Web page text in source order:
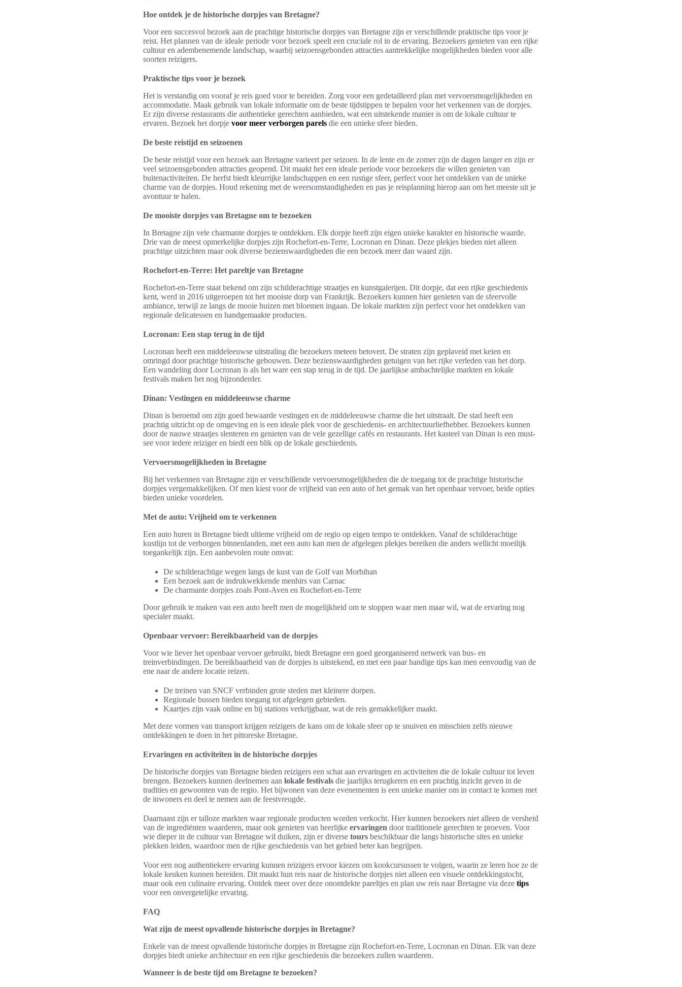
Hoe ontdek je de historische dorpjes van Bretagne?
Voor een succesvol bezoek aan de prachtige historische dorpjes van Bretagne zijn er verschillende praktische tips voor je
reist. Het plannen van de ideale periode voor bezoek speelt een cruciale rol in de ervaring. Bezoekers genieten van een rijke
cultuur en adembenemende landschap, waarbij seizoensgebonden attracties aantrekkelijke mogelijkheden bieden voor alle
soorten reizigers.
Praktische tips voor je bezoek
Het is verstandig om vooraf je reis goed voor te bereiden. Zorg voor een gedetailleerd plan met vervoersmogelijkheden en
accommodatie. Maak gebruik van lokale informatie om de beste tijdstippen te bepalen voor het verkennen van de dorpjes.
Er zijn diverse restaurants die authentieke gerechten aanbieden, wat een uitstekende manier is om de lokale cultuur te
ervaren. Bezoek het dorpje voor meer verborgen parels die een unieke sfeer bieden.
De beste reistijd en seizoenen
De beste reistijd voor een bezoek aan Bretagne varieert per seizoen. In de lente en de zomer zijn de dagen langer en zijn er
veel seizoensgebonden attracties geopend. Dit maakt het een ideale periode voor bezoekers die willen genieten van
buitenactiviteiten. De herfst biedt kleurrijke landschappen en een rustige sfeer, perfect voor het ontdekken van de unieke
charme van de dorpjes. Houd rekening met de weersomstandigheden en pas je reisplanning hierop aan om het meeste uit je
avontuur te halen.
De mooiste dorpjes van Bretagne om te bezoeken
In Bretagne zijn vele charmante dorpjes te ontdekken. Elk dorpje heeft zijn eigen unieke karakter en historische waarde.
Drie van de meest opmerkelijke dorpjes zijn Rochefort-en-Terre, Locronan en Dinan. Deze plekjes bieden niet alleen
prachtige uitzichten maar ook diverse bezienswaardigheden die een bezoek meer dan waard zijn.
Rochefort-en-Terre: Het pareltje van Bretagne
Rochefort-en-Terre staat bekend om zijn schilderachtige straatjes en kunstgalerijen. Dit dorpje, dat een rijke geschiedenis
kent, werd in 2016 uitgeroepen tot het mooiste dorp van Frankrijk. Bezoekers kunnen hier genieten van de sfeervolle
ambiance, terwijl ze langs de mooie huizen met bloemen ingaan. De lokale markten zijn perfect voor het ontdekken van
regionale delicatessen en handgemaakte producten.
Locronan: Een stap terug in de tijd
Locronan heeft een middeleeuwse uitstraling die bezoekers meteen betovert. De straten zijn geplaveid met keien en
omringd door prachtige historische gebouwen. Deze bezienswaardigheden getuigen van het rijke verleden van het dorp.
Een wandeling door Locronan is als het ware een stap terug in de tijd. De jaarlijkse ambachtelijke markten en lokale
festivals maken het nog bijzonderder.
Dinan: Vestingen en middeleeuwse charme
Dinan is beroemd om zijn goed bewaarde vestingen en de middeleeuwse charme die het uitstraalt. De stad heeft een
prachtig uitzicht op de omgeving en is een ideale plek voor de geschiedenis- en architectuurliefhebber. Bezoekers kunnen
door de nauwe straatjes slenteren en genieten van de vele gezellige cafés en restaurants. Het kasteel van Dinan is een must-
see voor iedere reiziger en biedt een blik op de lokale geschiedenis.
Vervoersmogelijkheden in Bretagne
Bij het verkennen van Bretagne zijn er verschillende vervoersmogelijkheden die de toegang tot de prachtige historische
dorpjes vergemakkelijken. Of men kiest voor de vrijheid van een auto of het gemak van het openbaar vervoer, beide opties
bieden unieke voordelen.
Met de auto: Vrijheid om te verkennen
Een auto huren in Bretagne biedt ultieme vrijheid om de regio op eigen tempo te ontdekken. Vanaf de schilderachtige
kustlijn tot de verborgen binnenlanden, met een auto kan men de afgelegen plekjes bereiken die anders wellicht moeilijk
toegankelijk zijn. Een aanbevolen route omvat:
De schilderachtige wegen langs de kust van de Golf van Morbihan
Een bezoek aan de indrukwekkende menhirs van Carnac
De charmante dorpjes zoals Pont-Aven en Rochefort-en-Terre
Door gebruik te maken van een auto heeft men de mogelijkheid om te stoppen waar men maar wil, wat de ervaring nog
specialer maakt.
Openbaar vervoer: Bereikbaarheid van de dorpjes
Voor wie liever het openbaar vervoer gebruikt, biedt Bretagne een goed georganiseerd netwerk van bus- en
treinverbindingen. De bereikbaarheid van de dorpjes is uitstekend, en met een paar handige tips kan men eenvoudig van de
ene naar de andere locatie reizen.
De treinen van SNCF verbinden grote steden met kleinere dorpen.
Regionale bussen bieden toegang tot afgelegen gebieden.
Kaartjes zijn vaak online en bij stations verkrijgbaar, wat de reis gemakkelijker maakt.
Met deze vormen van transport krijgen reizigers de kans om de lokale sfeer op te snuiven en misschien zelfs nieuwe
ontdekkingen te doen in het pittoreske Bretagne.
Ervaringen en activiteiten in de historische dorpjes
De historische dorpjes van Bretagne bieden reizigers een schat aan ervaringen en activiteiten die de lokale cultuur tot leven
brengen. Bezoekers kunnen deelnemen aan lokale festivals die jaarlijks terugkeren en een prachtig inzicht geven in de
tradities en gewoonten van de regio. Het bijwonen van deze evenementen is een unieke manier om in contact te komen met
de inwoners en deel te nemen aan de feestvreugde.
Daarnaast zijn er talloze markten waar regionale producten worden verkocht. Hier kunnen bezoekers niet alleen de versheid
van de ingrediënten waarderen, maar ook genieten van heerlijke ervaringen door traditionele gerechten te proeven. Voor
wie dieper in de cultuur van Bretagne wil duiken, zijn er diverse tours beschikbaar die langs historische sites en unieke
plekken leiden, waardoor men de rijke geschiedenis van het gebied beter kan begrijpen.
Voor een nog authentiekere ervaring kunnen reizigers ervoor kiezen om kookcursussen te volgen, waarin ze leren hoe ze de
lokale keuken kunnen bereiden. Dit maakt hun reis naar de historische dorpjes niet alleen een visuele ontdekkingstocht,
maar ook een culinaire ervaring. Ontdek meer over deze onontdekte pareltjes en plan uw reis naar Bretagne via deze tips
voor een onvergetelijke ervaring.
FAQ
Wat zijn de meest opvallende historische dorpjes in Bretagne?
Enkele van de meest opvallende historische dorpjes in Bretagne zijn Rochefort-en-Terre, Locronan en Dinan. Elk van deze
dorpjes biedt unieke architectuur en een rijke geschiedenis die bezoekers zullen waarderen.
Wanneer is de beste tijd om Bretagne te bezoeken?